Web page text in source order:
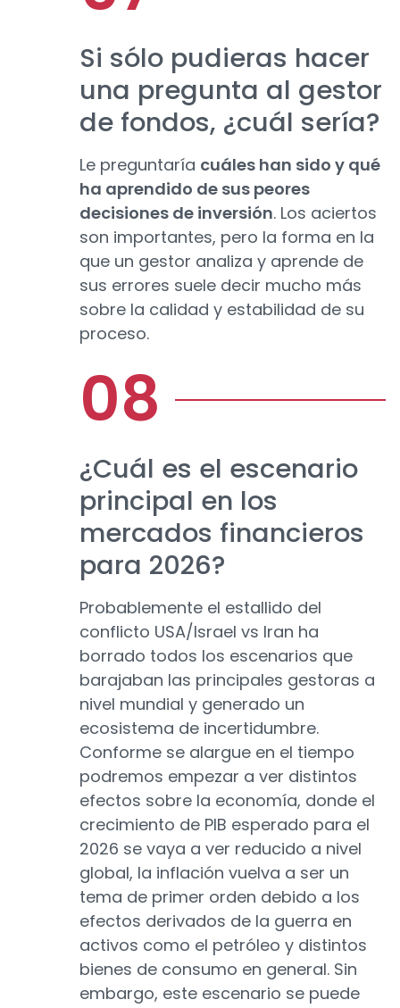
Si sólo pudieras hacer
una pregunta al gestor
de fondos, ¿cuál sería?
Le preguntaría cuáles han sido y qué
ha aprendido de sus peores
decisiones de inversión. Los aciertos
son importantes, pero la forma en la
que un gestor analiza y aprende de
sus errores suele decir mucho más
sobre la calidad y estabilidad de su
proceso.
¿Cuál es el escenario
principal en los
mercados financieros
para 2026?
Probablemente el estallido del
conflicto USA/Israel vs Iran ha
borrado todos los escenarios que
barajaban las principales gestoras a
nivel mundial y generado un
ecosistema de incertidumbre.
Conforme se alargue en el tiempo
podremos empezar a ver distintos
efectos sobre la economía, donde el
crecimiento de PIB esperado para el
2026 se vaya a ver reducido a nivel
global, la inflación vuelva a ser un
tema de primer orden debido a los
efectos derivados de la guerra en
activos como el petróleo y distintos
bienes de consumo en general. Sin
embargo, este escenario se puede